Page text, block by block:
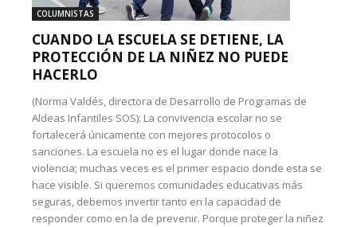
COLUMNISTAS
CUANDO LA ESCUELA SE DETIENE, LA
PROTECCIÓN DE LA NIÑEZ NO PUEDE
HACERLO
(Norma Valdés, directora de Desarrollo de Programas de
Aldeas Infantiles SOS): La convivencia escolar no se
fortalecerá únicamente con mejores protocolos o
sanciones. La escuela no es el lugar donde nace la
violencia; muchas veces es el primer espacio donde esta se
hace visible. Si queremos comunidades educativas más
seguras, debemos invertir tanto en la capacidad de
responder como en la de prevenir. Porque proteger la niñez